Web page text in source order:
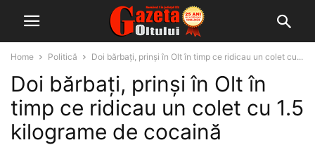
Home Politică Doi bărbaţi, prinşi în Olt în timp ce ridicau un colet cu...
Doi bărbaţi, prinşi în Olt în
timp ce ridicau un colet cu 1.5
kilograme de cocaină